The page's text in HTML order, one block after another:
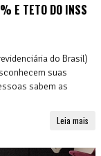
E TETO DO INSS
do Brasil)
suas
sabem as
Leia mais